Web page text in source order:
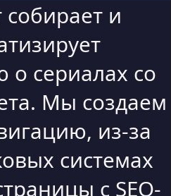
и
сериалах со
Мы создаем
из-за
системах
с SEO-